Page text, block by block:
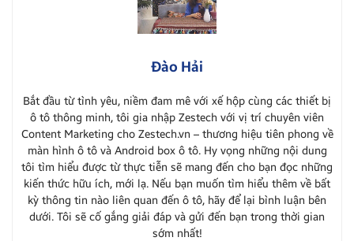
Đào Hải
Bắt đầu từ tình yêu, niềm đam mê với xế hộp cùng các thiết bị
ô tô thông minh, tôi gia nhập Zestech với vị trí chuyên viên
Content Marketing cho Zestech.vn – thương hiệu tiên phong về
màn hình ô tô và Android box ô tô. Hy vọng những nội dung
tôi tìm hiểu được từ thực tiễn sẽ mang đến cho bạn đọc những
kiến thức hữu ích, mới lạ. Nếu bạn muốn tìm hiểu thêm về bất
kỳ thông tin nào liên quan đến ô tô, hãy để lại bình luận bên
dưới. Tôi sẽ cố gắng giải đáp và gửi đến bạn trong thời gian
sớm nhất!